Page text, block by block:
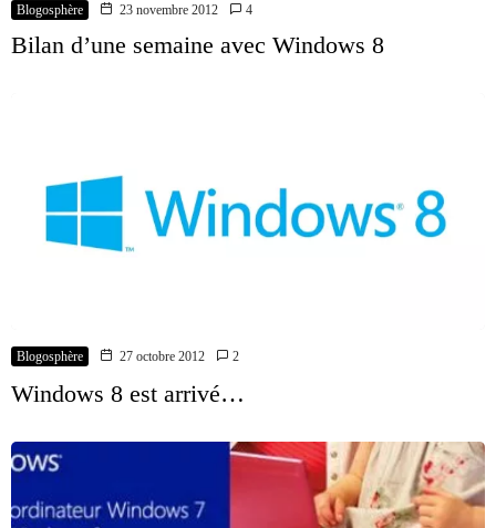
Blogosphère 23 novembre 2012 4
Bilan d’une semaine avec Windows 8
Blogosphère 27 octobre 2012 2
Windows 8 est arrivé…